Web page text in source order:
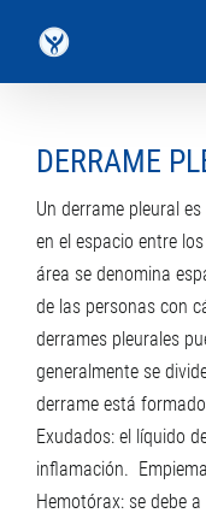
contenido
DERRAME
Un derrame pleural
en el espacio entre
área se denomina
de las personas con
derrames pleurales
generalmente se
derrame está
Exudados: el líquido
inflamación.
Hemotórax: se debe